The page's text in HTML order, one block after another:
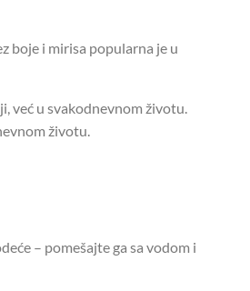
boje i mirisa popularna je u
već u svakodnevnom životu.
životu.
– pomešajte ga sa vodom i